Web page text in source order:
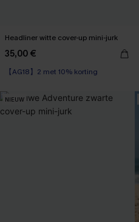
Headliner witte cover-up mini-jurk
35,00 €
【AG18】2 met 10% korting
NIEUW